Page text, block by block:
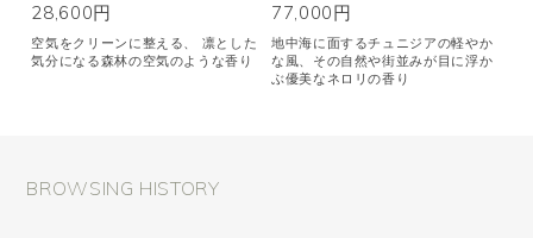
28,600円
空気をクリーンに整える、 凛とした
気分になる森林の空気のような香り
77,000円
地中海に面するチュニジアの軽やか
な風、その自然や街並みが目に浮か
ぶ優美なネロリの香り
BROWSING HISTORY